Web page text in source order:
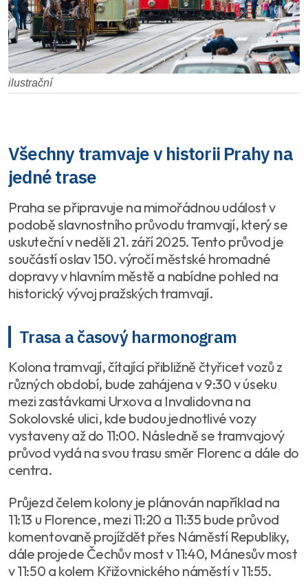
ilustrační
Všechny tramvaje v historii Prahy na
jedné trase
Praha se připravuje na mimořádnou událost v
podobě slavnostního průvodu tramvají, který se
uskuteční v neděli 21. září 2025. Tento průvod je
součástí oslav 150. výročí městské hromadné
dopravy v hlavním městě a nabídne pohled na
historický vývoj pražských tramvají.
Trasa a časový harmonogram
Kolona tramvají, čítající přibližně čtyřicet vozů z
různých období, bude zahájena v 9:30 v úseku
mezi zastávkami Urxova a Invalidovna na
Sokolovské ulici, kde budou jednotlivé vozy
vystaveny až do 11:00. Následně se tramvajový
průvod vydá na svou trasu směr Florenc a dále do
centra.
Průjezd čelem kolony je plánován například na
11:13 u Florence, mezi 11:20 a 11:35 bude průvod
komentovaně projíždět přes Náměstí Republiky,
dále projede Čechův most v 11:40, Mánesův most
v 11:50 a kolem Křižovnického náměstí v 11:55.